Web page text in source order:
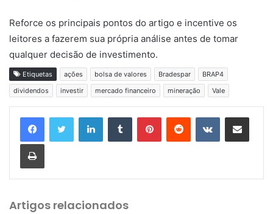
Reforce os principais pontos do artigo e incentive os
leitores a fazerem sua própria análise antes de tomar
qualquer decisão de investimento.
Etiquetas ações bolsa de valores Bradespar
BRAP4
dividendos
investir mercado financeiro mineração Vale
Artigos relacionados